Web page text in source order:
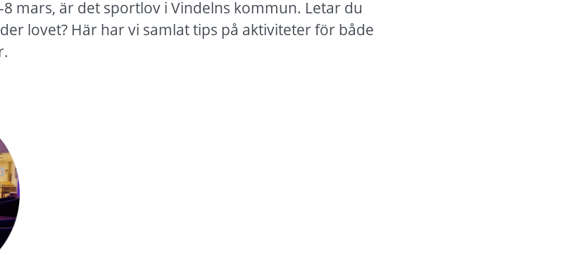
mars, är det sportlov i Vindelns kommun. Letar du
lovet? Här har vi samlat tips på aktiviteter för både